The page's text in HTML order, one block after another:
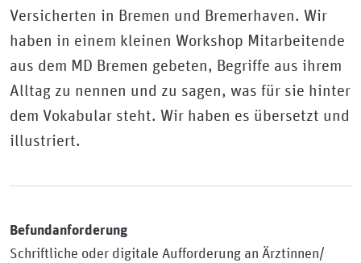
Versicherten in Bremen und Bremerhaven. Wir
haben in einem kleinen Workshop Mitarbeitende
aus dem MD Bremen gebeten, Begriffe aus ihrem
Alltag zu nennen und zu sagen, was für sie hinter
dem Vokabular steht. Wir haben es übersetzt und
illustriert.
Befundanforderung
Schriftliche oder digitale Aufforderung an Ärztinnen/